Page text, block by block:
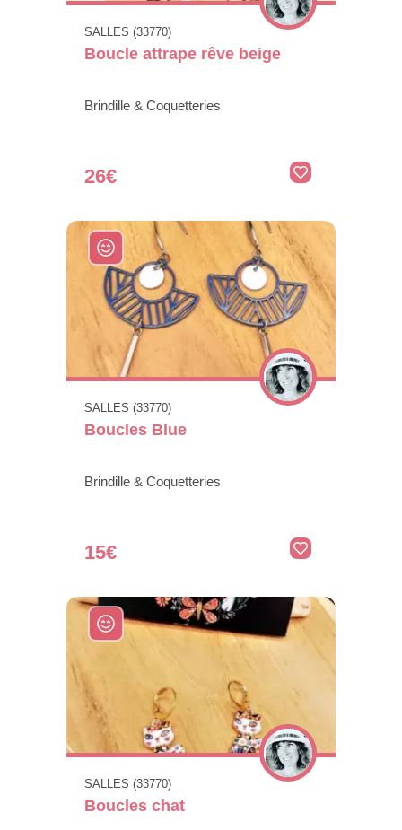
SALLES (33770)
Boucle attrape rêve beige
Brindille & Coquetteries
26€
SALLES (33770)
Boucles Blue
Brindille & Coquetteries
15€
SALLES (33770)
Boucles chat